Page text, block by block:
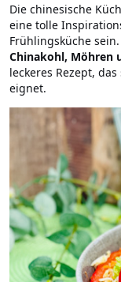
Die chinesische
eine tolle
Frühlingsküche
Chinakohl, Möhren
leckeres Rezept,
eignet.